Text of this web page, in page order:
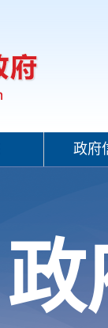
政府
政